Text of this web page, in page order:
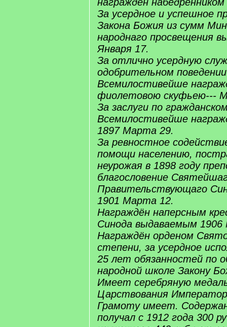
За усердное и успешное
Закона Божия из сумм
народнаго просвещения
Января 17.
За отлично усердную
одобрительном поведении
Всемилостивейше
фиолетовою скуфьею---
За заслуги по
Всемилостивейше
1897 Марта 29.
За ревностное
помощи населению,
неурожая в 1898 году
благословение
Правительствующаго
1901 Марта 12.
Награждён наперсным
Синода выдаваемым 1906
Награждён орденом
степени, за усердное
25 лет обязанностей по
народной школе Закону
Имеет серебряную
Царствования
Грамоту имеет.
получал с 1912 года 300